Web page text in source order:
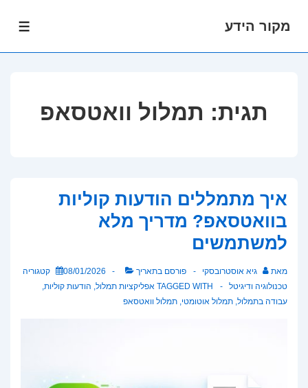
מקור הידע
תגית: תמלול וואטסאפ
איך מתמללים הודעות קוליות
בוואטסאפ? מדריך מלא
למשתמשים
מאת גיא אוסטרובסקי פורסם בתאריך 08/01/2026
קטגוריה
טכנולוגיה ודיגיטל
TAGGED WITH אפליקציות תמלול, הודעות קוליות,
עבודה בתמלול, תמלול אוטומטי, תמלול וואטסאפ